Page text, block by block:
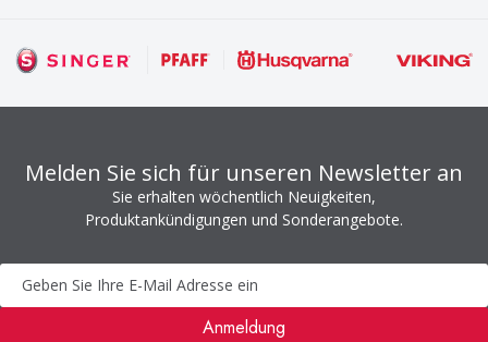
Melden Sie sich für unseren Newsletter an
Sie erhalten wöchentlich Neuigkeiten,
Produktankündigungen und Sonderangebote.
Newsletter
Anmeldung